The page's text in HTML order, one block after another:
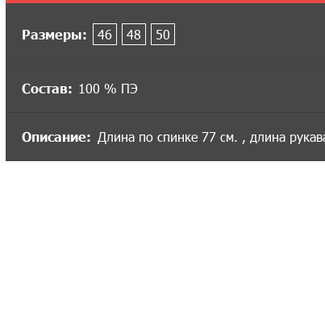
Размеры: 46 48 50
Состав: 100 % ПЭ
Описание: Длина по спинке 77 см. , длина